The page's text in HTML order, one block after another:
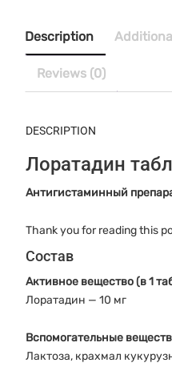
$12.20.
$9.99.
№20
quantity
Description
Reviews (0)
DESCRIPTION
Лоратадин
Антигистаминный
Thank you for reading this
Состав
Активное вещество (в 1
Лоратадин — 10 мг
Вспомогательные
Лактоза, крахмал